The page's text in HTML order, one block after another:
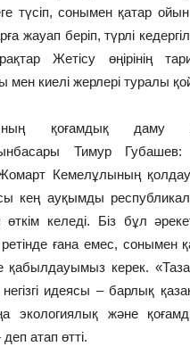
түсіп, сонымен қатар
жауап беріп, түрлі
Жетісу өңірінің
киелі жерлері туралы
қоғамдық даму
Тимур Губашев:
Кемелұлының
кең ауқымды
келеді. Біз бұл
ғана емес, сонымен
қабылдауымыз керек.
идеясы – барлық
экологиялық және
атап өтті.